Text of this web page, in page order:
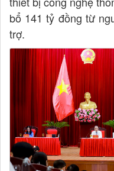
bổ 141 tỷ đồng từ
trợ.